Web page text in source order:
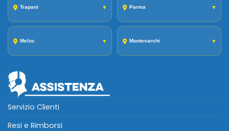
Trapani ▼ Parma ▼
Melzo ▼ Montevarchi ▼
Servizio Clienti
Resi e Rimborsi